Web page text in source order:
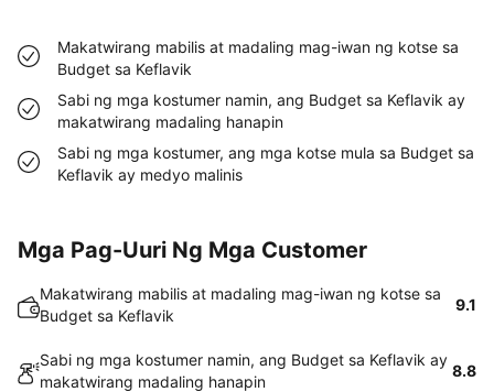
Makatwirang mabilis at madaling mag-iwan ng kotse sa
Budget sa Keflavik
Sabi ng mga kostumer namin, ang Budget sa Keflavik ay
makatwirang madaling hanapin
Sabi ng mga kostumer, ang mga kotse mula sa Budget sa
Keflavik ay medyo malinis
Mga Pag-Uuri Ng Mga Customer
Makatwirang mabilis at madaling mag-iwan ng kotse sa
Budget sa Keflavik
9.1
Sabi ng mga kostumer namin, ang Budget sa Keflavik ay
makatwirang madaling hanapin
8.8